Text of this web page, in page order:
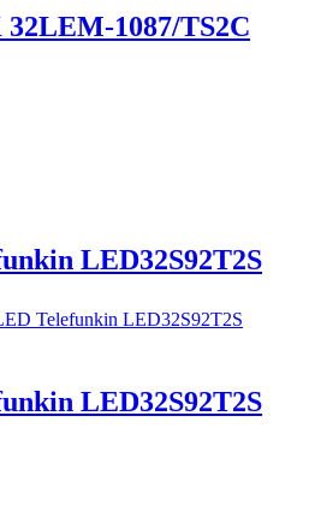
1087/TS2C
LED32S92T2S
LED32S92T2S